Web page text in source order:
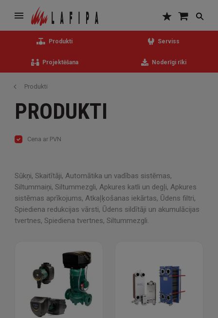
Produkti Serviss
Projektēšana Noderīgi rīki
Produkti
PRODUKTI
Cena ar PVN
Sūkņi, Skaitītāji, Automātika un vadības sistēmas,
Siltummaiņi, Siltummezgli, Apkures katli un degļi, Apkures
sistēmas aprīkojums, Atkaļķošanas iekārtas, Ūdens filtri,
Spiediena redukcijas vārsti, Ūdens sildītāji un akumulācijas
tvertnes, Spiediena tvertnes, Siltummezgli.